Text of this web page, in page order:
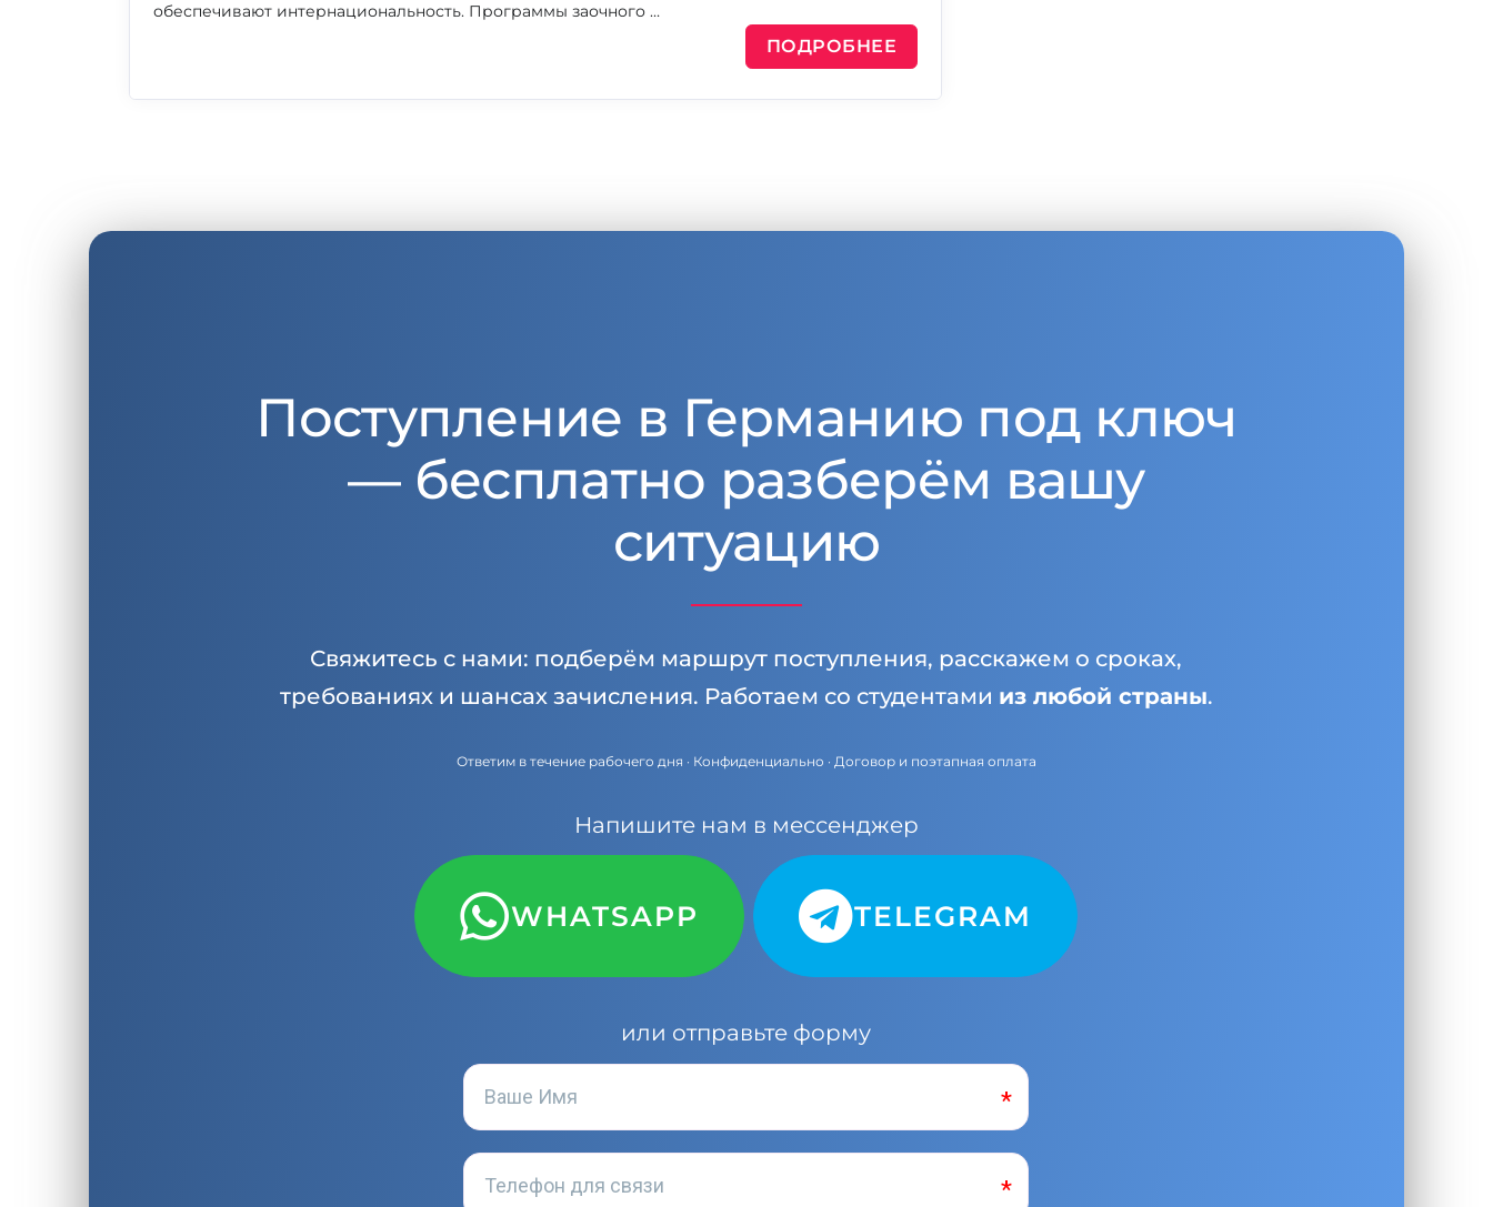
обеспечивают интернациональность. Программы заочного …
ПОДРОБНЕЕ
Поступление в Германию под ключ
— бесплатно разберём вашу
ситуацию
Свяжитесь с нами: подберём маршрут поступления, расскажем о сроках,
требованиях и шансах зачисления. Работаем со студентами из любой страны.
Ответим в течение рабочего дня · Конфиденциально · Договор и поэтапная оплата
Напишите нам в мессенджер
WHATSAPP TELEGRAM
или отправьте форму